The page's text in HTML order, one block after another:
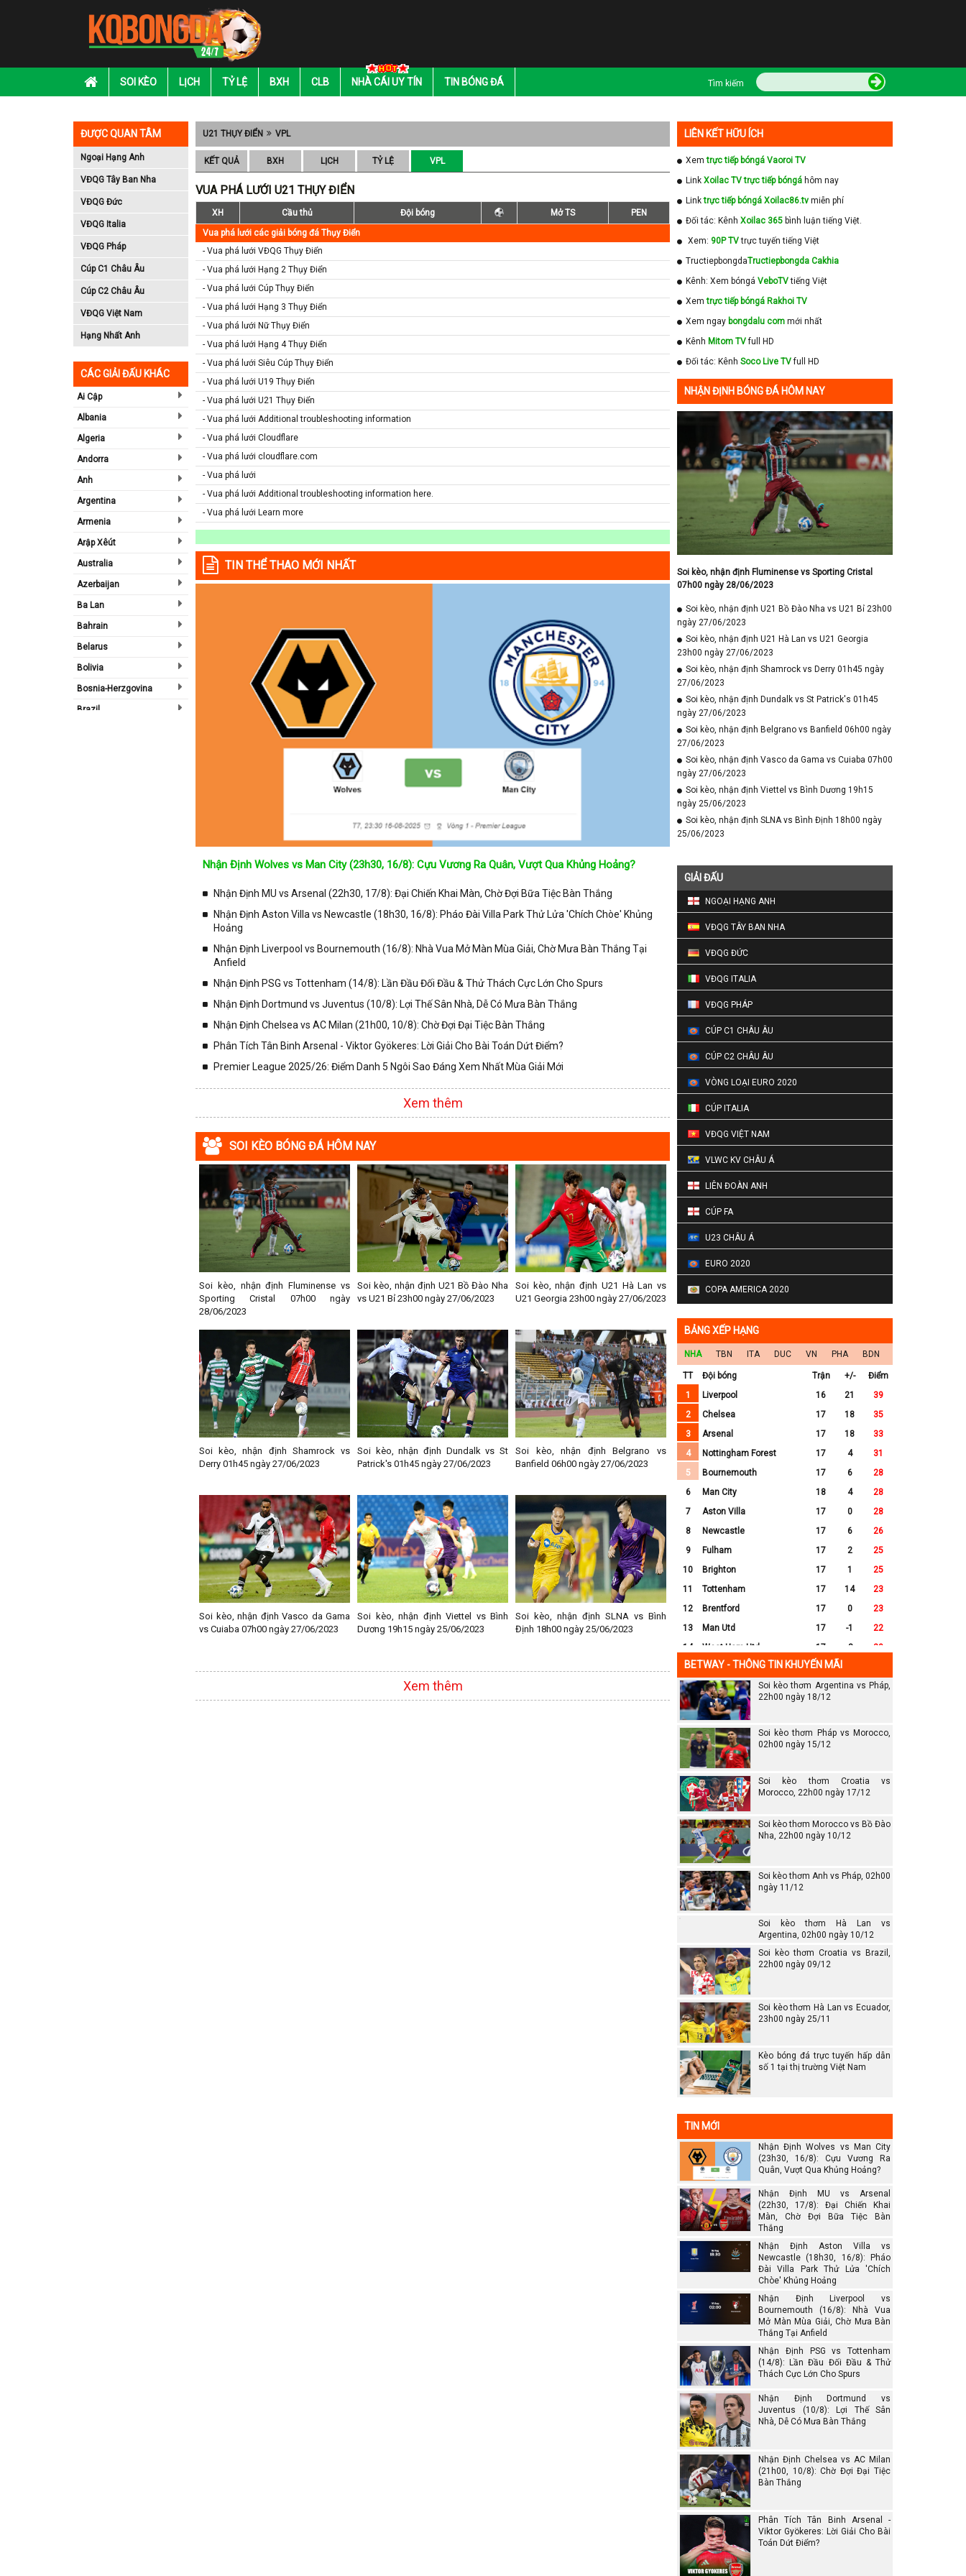
SOI KÈO LỊCH TỶ LỆ BXH CLB NHÀ CÁI UY TÍN TIN BÓNG ĐÁ Tìm kiếm
ĐƯỢC QUAN TÂM
Ngoại Hạng Anh
VĐQG Tây Ban Nha
VĐQG Đức
VĐQG Italia
VĐQG Pháp
Cúp C1 Châu Âu
Cúp C2 Châu Âu
VĐQG Việt Nam
Hạng Nhất Anh
CÁC GIẢI ĐẤU KHÁC
Ai Cập
Albania
Algeria
Andorra
Anh
Argentina
Armenia
Arập Xêút
Australia
Azerbaijan
Ba Lan
Bahrain
Belarus
Bolivia
Bosnia-Herzgovina
Brazil
U21 THỤY ĐIỂN VPL
KẾT QUẢ BXH LỊCH TỶ LỆ VPL
VUA PHÁ LƯỚI U21 THỤY ĐIỂN
XH Cầu thủ Đội bóng Mở TS
PEN
Vua phá lưới các giải bóng đá Thụy Điển
- Vua phá lưới VĐQG Thụy Điển
- Vua phá lưới Hạng 2 Thụy Điển
- Vua phá lưới Cúp Thụy Điển
- Vua phá lưới Hạng 3 Thụy Điển
- Vua phá lưới Nữ Thụy Điển
- Vua phá lưới Hạng 4 Thụy Điển
- Vua phá lưới Siêu Cúp Thụy Điển
- Vua phá lưới U19 Thụy Điển
- Vua phá lưới U21 Thụy Điển
- Vua phá lưới Additional troubleshooting information
- Vua phá lưới Cloudflare
- Vua phá lưới cloudflare.com
- Vua phá lưới
- Vua phá lưới Additional troubleshooting information here.
- Vua phá lưới Learn more
TIN THỂ THAO MỚI NHẤT
Nhận Định Wolves vs Man City (23h30, 16/8): Cựu Vương Ra Quân, Vượt Qua Khủng Hoảng?
Nhận Định MU vs Arsenal (22h30, 17/8): Đại Chiến Khai Màn, Chờ Đợi Bữa Tiệc Bàn Thắng
Nhận Định Aston Villa vs Newcastle (18h30, 16/8): Pháo Đài Villa Park Thử Lửa 'Chích Chòe' Khủng
Hoảng
Nhận Định Liverpool vs Bournemouth (16/8): Nhà Vua Mở Màn Mùa Giải, Chờ Mưa Bàn Thắng Tại
Anfield
Nhận Định PSG vs Tottenham (14/8): Lần Đầu Đối Đầu & Thử Thách Cực Lớn Cho Spurs
Nhận Định Dortmund vs Juventus (10/8): Lợi Thế Sân Nhà, Dễ Có Mưa Bàn Thắng
Nhận Định Chelsea vs AC Milan (21h00, 10/8): Chờ Đợi Đại Tiệc Bàn Thắng
Phân Tích Tân Binh Arsenal - Viktor Gyökeres: Lời Giải Cho Bài Toán Dứt Điểm?
Premier League 2025/26: Điểm Danh 5 Ngôi Sao Đáng Xem Nhất Mùa Giải Mới
Xem thêm
SOI KÈO BÓNG ĐÁ HÔM NAY
Soi kèo, nhận định Fluminense vs
Sporting Cristal 07h00 ngày
28/06/2023
Soi kèo, nhận định U21 Bồ Đào Nha
vs U21 Bỉ 23h00 ngày 27/06/2023
Soi kèo, nhận định U21 Hà Lan vs
U21 Georgia 23h00 ngày 27/06/2023
Soi kèo, nhận định Shamrock vs
Derry 01h45 ngày 27/06/2023
Soi kèo, nhận định Dundalk vs St
Patrick's 01h45 ngày 27/06/2023
Soi kèo, nhận định Belgrano vs
Banfield 06h00 ngày 27/06/2023
Soi kèo, nhận định Vasco da Gama
vs Cuiaba 07h00 ngày 27/06/2023
Soi kèo, nhận định Viettel vs Bình
Dương 19h15 ngày 25/06/2023
Soi kèo, nhận định SLNA vs Bình
Định 18h00 ngày 25/06/2023
Xem thêm
LIÊN KẾT HỮU ÍCH
Xemtrực tiếp bóngá Vaoroi TV
Link Xoilac TV trực tiếp bóngá hôm nay
Linktrực tiếp bóngá Xoilac86.tv miễn phí
Đối tác: Kênh Xoilac 365 bình luận tiếng Việt.
Xem: 90P TVtrực tuyến tiếng Việt
TructiepbongdaTructiepbongda Cakhia
Kênh: Xem bóngá VeboTVtiếng Việt
Xemtrực tiếp bóngá Rakhoi TV
Xem ngay bongdalu com mới nhất
Kênh Mitom TVfull HD
Đối tác: Kênh Soco Live TVfull HD
NHẬN ĐỊNH BÓNG ĐÁ HÔM NAY
Soi kèo, nhận định Fluminense vs Sporting Cristal
07h00 ngày 28/06/2023
Soi kèo, nhận định U21 Bồ Đào Nha vs U21 Bỉ 23h00
ngày 27/06/2023
Soi kèo, nhận định U21 Hà Lan vs U21 Georgia
23h00 ngày 27/06/2023
Soi kèo, nhận định Shamrock vs Derry 01h45 ngày
27/06/2023
Soi kèo, nhận định Dundalk vs St Patrick's 01h45
ngày 27/06/2023
Soi kèo, nhận định Belgrano vs Banfield 06h00 ngày
27/06/2023
Soi kèo, nhận định Vasco da Gama vs Cuiaba 07h00
ngày 27/06/2023
Soi kèo, nhận định Viettel vs Bình Dương 19h15
ngày 25/06/2023
Soi kèo, nhận định SLNA vs Bình Định 18h00 ngày
25/06/2023
GIẢI ĐẤU
NGOẠI HẠNG ANH
VĐQG TÂY BAN NHA
VĐQG ĐỨC
VĐQG ITALIA
VĐQG PHÁP
CÚP C1 CHÂU ÂU
CÚP C2 CHÂU ÂU
VÒNG LOẠI EURO 2020
CÚP ITALIA
VĐQG VIỆT NAM
VLWC KV CHÂU Á
LIÊN ĐOÀN ANH
CÚP FA
U23 CHÂU Á
EURO 2020
COPA AMERICA 2020
BẢNG XẾP HẠNG
NHA TBN ITA DUC VN PHA BDN
TT Đội bóng Trận +/-
Điểm
1
Liverpool 16 21
39
2
Chelsea 17 18
35
3
Arsenal 17 18
33
4
Nottingham Forest 17 4
31
5
Bournemouth 17 6
28
6
Man City 18 4
28
7
Aston Villa 17 0
28
8
Newcastle 17 6
26
9
Fulham 17 2
25
10
Brighton 17 1
25
11
Tottenham 17 14
23
12
Brentford 17 0
23
13
Man Utd 17 -1
22
14
West Ham Utd 17 -8
20
15
Everton 17
16
Crystal Palace 17 -8
16
17
Leicester City
18
Ipswich
19
Wolves 17
20
Southampton
BETWAY - THÔNG TIN KHUYẾN MÃI
Soi kèo thơm Argentina vs Pháp,
22h00 ngày 18/12
Soi kèo thơm Pháp vs Morocco,
02h00 ngày 15/12
Soi kèo thơm Croatia vs
Morocco, 22h00 ngày 17/12
Soi kèo thơm Morocco vs Bồ Đào
Nha, 22h00 ngày 10/12
Soi kèo thơm Anh vs Pháp, 02h00
ngày 11/12
Soi kèo thơm Hà Lan vs
Argentina, 02h00 ngày 10/12
Soi kèo thơm Croatia vs Brazil,
22h00 ngày 09/12
Soi kèo thơm Hà Lan vs Ecuador,
23h00 ngày 25/11
Kèo bóng đá trực tuyến hấp dẫn
số 1 tại thị trường Việt Nam
TIN MỚI
Nhận Định Wolves vs Man City
(23h30, 16/8): Cựu Vương Ra
Quân, Vượt Qua Khủng Hoảng?
Nhận Định MU vs Arsenal
(22h30, 17/8): Đại Chiến Khai
Màn, Chờ Đợi Bữa Tiệc Bàn
Thắng
Nhận Định Aston Villa vs
Newcastle (18h30, 16/8): Pháo
Đài Villa Park Thử Lửa 'Chích
Chòe' Khủng Hoảng
Nhận Định Liverpool vs
Bournemouth (16/8): Nhà Vua
Mở Màn Mùa Giải, Chờ Mưa Bàn
Thắng Tại Anfield
Nhận Định PSG vs Tottenham
(14/8): Lần Đầu Đối Đầu & Thử
Thách Cực Lớn Cho Spurs
Nhận Định Dortmund vs
Juventus (10/8): Lợi Thế Sân
Nhà, Dễ Có Mưa Bàn Thắng
Nhận Định Chelsea vs AC Milan
(21h00, 10/8): Chờ Đợi Đại Tiệc
Bàn Thắng
Phân Tích Tân Binh Arsenal -
Viktor Gyökeres: Lời Giải Cho Bài
Toán Dứt Điểm?